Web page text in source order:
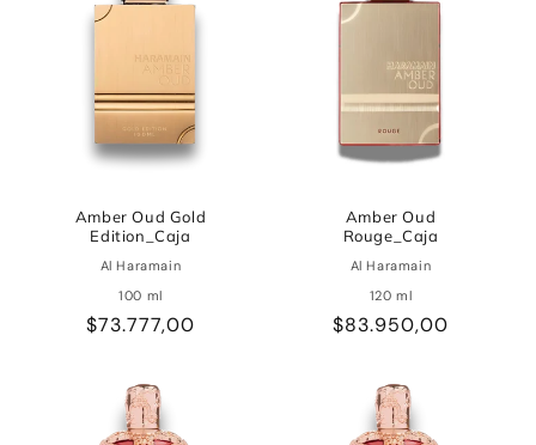
Amber Oud Gold
Edition_Caja
Al Haramain
100 ml
Precio
$73.777,00
Amber Oud
Rouge_Caja
Al Haramain
120 ml
Precio
$83.950,00